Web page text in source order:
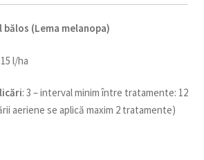
bălos (Lema melanopa)
l/ha
: 3 – interval minim între tratamente: 12
aeriene se aplică maxim 2 tratamente)